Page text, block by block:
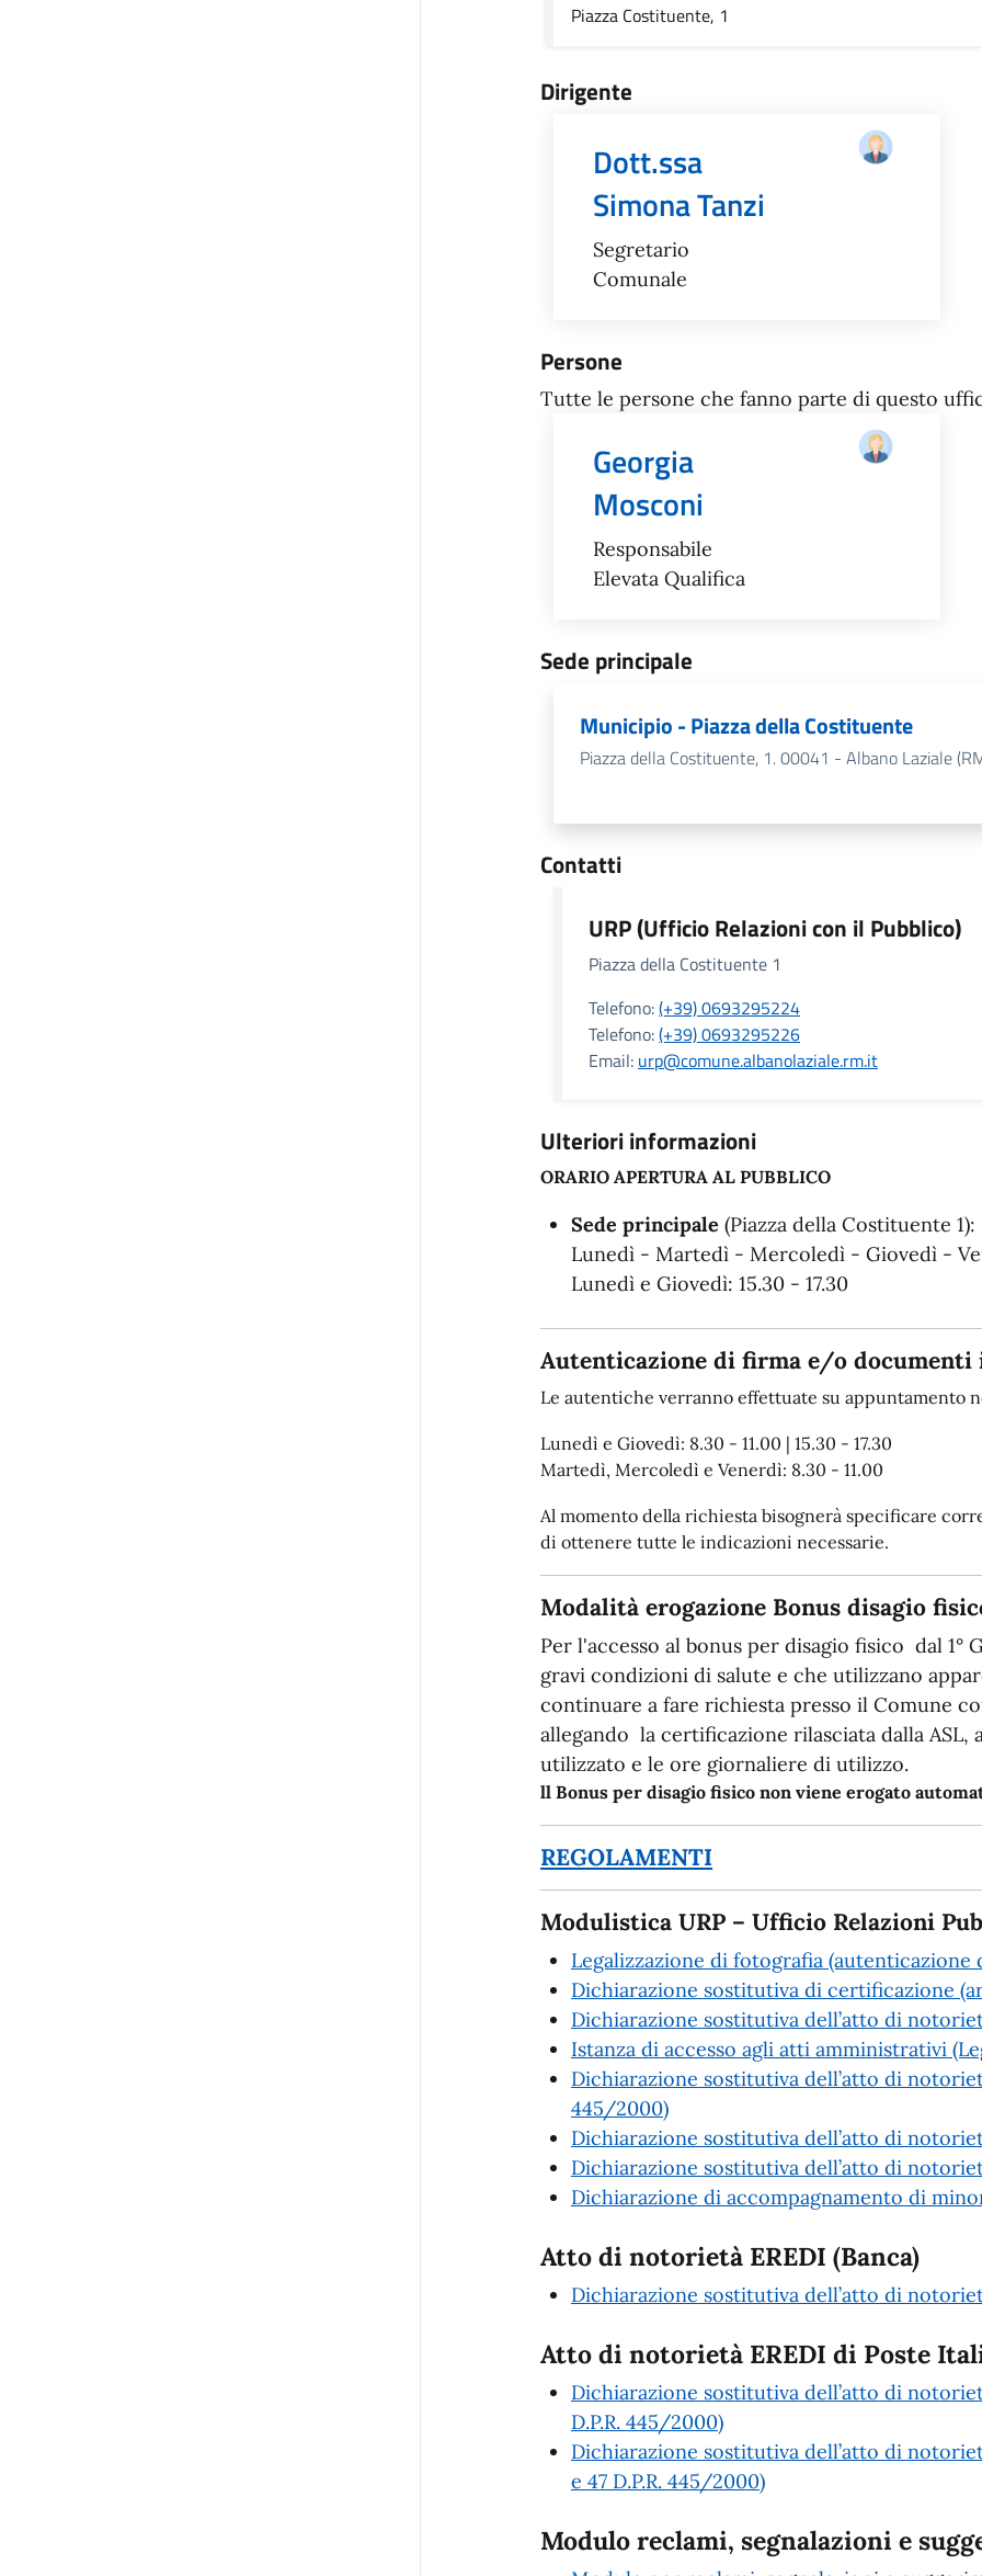
Piazza Costituente, 1
Dirigente
Dott.ssa
Simona Tanzi
Segretario
Comunale
Persone
Tutte le persone che fanno parte di questo
Georgia
Mosconi
Responsabile
Elevata Qualifica
Sede principale
Municipio - Piazza della Costituente
Piazza della Costituente, 1. 00041 - Albano Laziale
Contatti
URP (Ufficio Relazioni con il Pubblico)
Piazza della Costituente 1
Telefono:(+39) 0693295224
Telefono:(+39) 0693295226
Email: urp@comune.albanolaziale.rm.it
Ulteriori informazioni
ORARIO APERTURA AL PUBBLICO
Sede principale (Piazza della Costituente 1):
Lunedì - Martedì - Mercoledì - Giovedì -
Lunedì e Giovedì: 15.30 - 17.30
Autenticazione di firma e/o documenti
Le autentiche verranno effettuate su appuntamento
Lunedì e Giovedì: 8.30 - 11.00 | 15.30 - 17.30
Martedì, Mercoledì e Venerdì: 8.30 - 11.00
Al momento della richiesta bisognerà specificare
di ottenere tutte le indicazioni necessarie.
Modalità erogazione Bonus disagio
Per l'accesso al bonus per disagio fisico dal 1°
gravi condizioni di salute e che utilizzano
continuare a fare richiesta presso il Comune
allegando la certificazione rilasciata dalla
utilizzato e le ore giornaliere di utilizzo.
ll Bonus per disagio fisico non viene erogato
REGOLAMENTI
Modulistica URP – Ufficio Relazioni
Legalizzazione di fotografia (autenticazione
Dichiarazione sostitutiva di certificazione
Dichiarazione sostitutiva dell’atto di
Istanza di accesso agli atti amministrativi
Dichiarazione sostitutiva dell’atto di
445/2000)
Dichiarazione sostitutiva dell’atto di
Dichiarazione sostitutiva dell’atto di
Dichiarazione di accompagnamento di
Atto di notorietà EREDI (Banca)
Dichiarazione sostitutiva dell’atto di
Atto di notorietà EREDI di Poste
Dichiarazione sostitutiva dell’atto di
D.P.R. 445/2000)
Dichiarazione sostitutiva dell’atto di
e 47 D.P.R. 445/2000)
Modulo reclami, segnalazioni e